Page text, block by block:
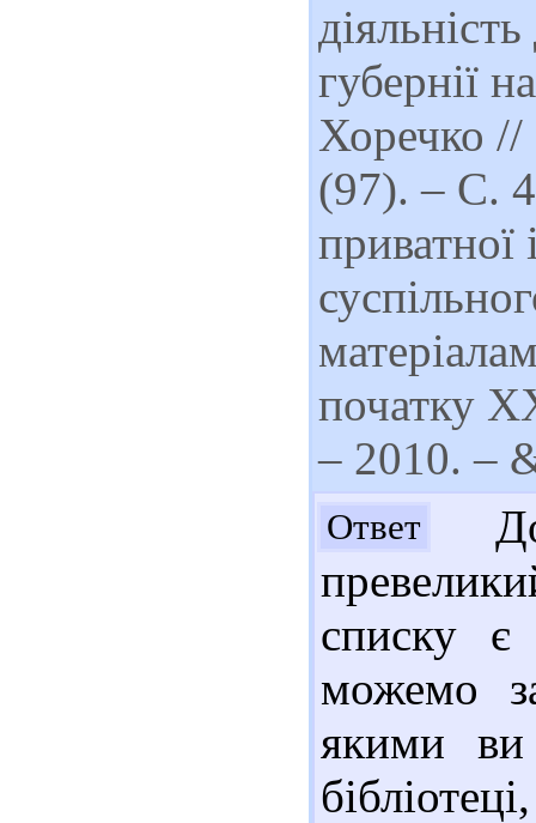
губернії
Хоречко
(97). – С.
приватної
початку
– 2010. –
Ответ
списку є
можемо
якими